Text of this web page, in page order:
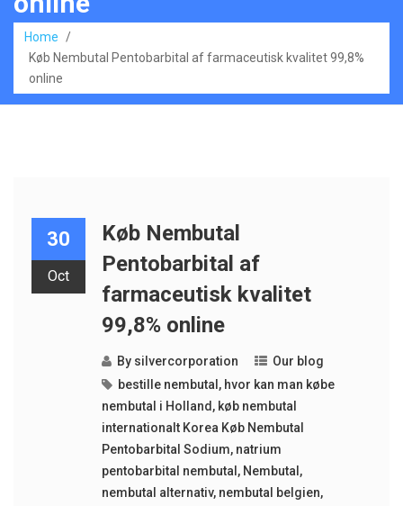
Home
/
Køb Nembutal Pentobarbital af farmaceutisk kvalitet 99,8%
online
30
Oct
Køb Nembutal
Pentobarbital af
farmaceutisk kvalitet
99,8% online
By silvercorporation
Our blog
bestille nembutal , hvor kan man købe
nembutal i Holland , køb nembutal
internationalt Korea Køb Nembutal
Pentobarbital Sodium, natrium
pentobarbital nembutal , Nembutal ,
nembutal alternativ, nembutal belgien,